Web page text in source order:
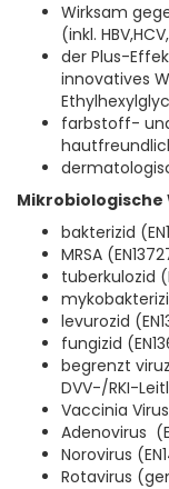
Wirksam
(inkl.
der Plus-
innovatives
farbstoff-
bakterizid
MRSA
tuberkulozid
levurozid
fungizid
begrenzt
DVV-/RKI-
Vaccinia
Adenovirus
Norovirus
Rotavirus